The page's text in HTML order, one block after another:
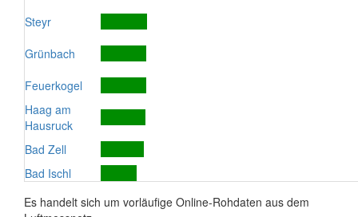
Steyr
Grünbach
Feuerkogel
Haag am
Hausruck
Bad Zell
Bad Ischl
Es handelt sich um vorläufige Online-Rohdaten aus dem